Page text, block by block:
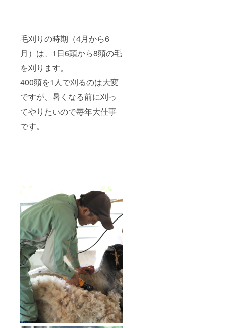
毛刈りの時期（4月から6
月）は、1日6頭から8頭の毛
を刈ります。
400頭を1人で刈るのは大変
ですが、暑くなる前に刈っ
てやりたいので毎年大仕事
です。